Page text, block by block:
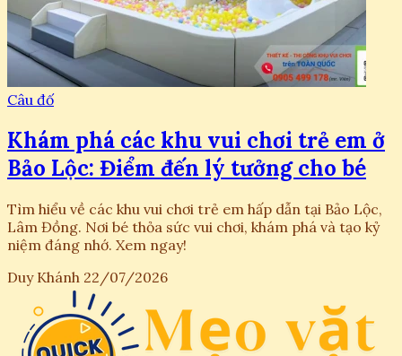
Câu đố
Khám phá các khu vui chơi trẻ em ở
Bảo Lộc: Điểm đến lý tưởng cho bé
Tìm hiểu về các khu vui chơi trẻ em hấp dẫn tại Bảo Lộc,
Lâm Đồng. Nơi bé thỏa sức vui chơi, khám phá và tạo kỷ
niệm đáng nhớ. Xem ngay!
Duy Khánh 22/07/2026